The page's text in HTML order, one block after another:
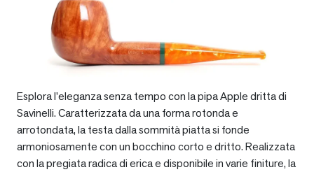
Esplora l’eleganza senza tempo con la pipa Apple dritta di
Savinelli. Caratterizzata da una forma rotonda e
arrotondata, la testa dalla sommità piatta si fonde
armoniosamente con un bocchino corto e dritto. Realizzata
con la pregiata radica di erica e disponibile in varie finiture, la